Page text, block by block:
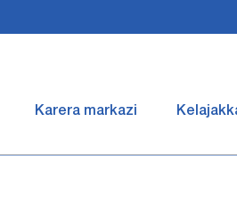
Karera markazi